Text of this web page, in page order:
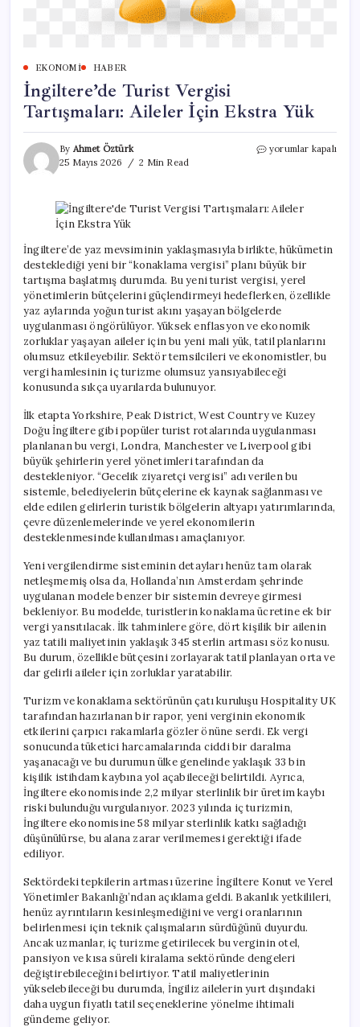
EKONOMI HABER
İngiltere’de Turist Vergisi
Tartışmaları: Aileler İçin Ekstra Yük
By Ahmet Öztürk
25 Mayıs 2026
2 Min Read
İngiltere’de
Aileler
İçin
Yük
için
yorumlar kapalı
İngiltere’de yaz mevsiminin yaklaşmasıyla birlikte, hükümetin
desteklediği yeni bir “konaklama vergisi” planı büyük bir
tartışma başlatmış durumda. Bu yeni turist vergisi, yerel
yönetimlerin bütçelerini güçlendirmeyi hedeflerken, özellikle
yaz aylarında yoğun turist akını yaşayan bölgelerde
uygulanması öngörülüyor. Yüksek enflasyon ve ekonomik
zorluklar yaşayan aileler için bu yeni mali yük, tatil planlarını
olumsuz etkileyebilir. Sektör temsilcileri ve ekonomistler, bu
vergi hamlesinin iç turizme olumsuz yansıyabileceği
konusunda sıkça uyarılarda bulunuyor.
İlk etapta Yorkshire, Peak District, West Country ve Kuzey
Doğu İngiltere gibi popüler turist rotalarında uygulanması
planlanan bu vergi, Londra, Manchester ve Liverpool gibi
büyük şehirlerin yerel yönetimleri tarafından da
destekleniyor. “Gecelik ziyaretçi vergisi” adı verilen bu
sistemle, belediyelerin bütçelerine ek kaynak sağlanması ve
elde edilen gelirlerin turistik bölgelerin altyapı yatırımlarında,
çevre düzenlemelerinde ve yerel ekonomilerin
desteklenmesinde kullanılması amaçlanıyor.
Yeni vergilendirme sisteminin detayları henüz tam olarak
netleşmemiş olsa da, Hollanda’nın Amsterdam şehrinde
uygulanan modele benzer bir sistemin devreye girmesi
bekleniyor. Bu modelde, turistlerin konaklama ücretine ek bir
vergi yansıtılacak. İlk tahminlere göre, dört kişilik bir ailenin
yaz tatili maliyetinin yaklaşık 345 sterlin artması söz konusu.
Bu durum, özellikle bütçesini zorlayarak tatil planlayan orta ve
dar gelirli aileler için zorluklar yaratabilir.
Turizm ve konaklama sektörünün çatı kuruluşu Hospitality UK
tarafından hazırlanan bir rapor, yeni verginin ekonomik
etkilerini çarpıcı rakamlarla gözler önüne serdi. Ek vergi
sonucunda tüketici harcamalarında ciddi bir daralma
yaşanacağı ve bu durumun ülke genelinde yaklaşık 33 bin
kişilik istihdam kaybına yol açabileceği belirtildi. Ayrıca,
İngiltere ekonomisinde 2,2 milyar sterlinlik bir üretim kaybı
riski bulunduğu vurgulanıyor. 2023 yılında iç turizmin,
İngiltere ekonomisine 58 milyar sterlinlik katkı sağladığı
düşünülürse, bu alana zarar verilmemesi gerektiği ifade
ediliyor.
Sektördeki tepkilerin artması üzerine İngiltere Konut ve Yerel
Yönetimler Bakanlığı’ndan açıklama geldi. Bakanlık yetkilileri,
henüz ayrıntıların kesinleşmediğini ve vergi oranlarının
belirlenmesi için teknik çalışmaların sürdüğünü duyurdu.
Ancak uzmanlar, iç turizme getirilecek bu verginin otel,
pansiyon ve kısa süreli kiralama sektöründe dengeleri
değiştirebileceğini belirtiyor. Tatil maliyetlerinin
yükselebileceği bu durumda, İngiliz ailelerin yurt dışındaki
daha uygun fiyatlı tatil seçeneklerine yönelme ihtimali
gündeme geliyor.